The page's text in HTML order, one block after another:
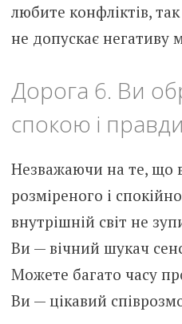
любите конфліктів,
не допускає негативу
Дорога 6. Ви
спокою і
Незважаючи на те, що
розміреного і
внутрішній світ не
Ви — вічний шукач
Можете багато часу
Ви — цікавий